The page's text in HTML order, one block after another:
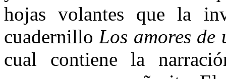
hojas volantes que la
cuadernilloLos amores de
cual contiene la